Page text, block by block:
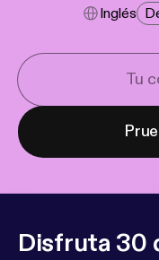
Inglés
Disfruta 30